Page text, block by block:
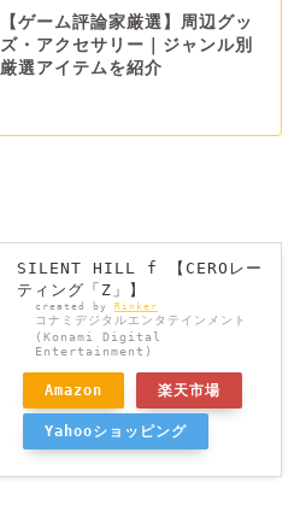
【ゲーム評論家厳選】周辺グッ
ズ・アクセサリー｜ジャンル別
厳選アイテムを紹介
SILENT HILL f 【CEROレー
ティング「Z」】
created by Rinker
コナミデジタルエンタテインメント
(Konami Digital
Entertainment)
Amazon 楽天市場
Yahooショッピング